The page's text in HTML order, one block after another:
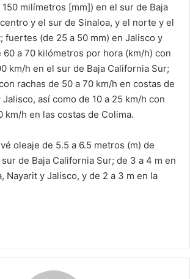
milímetros [mm]) en el sur de Baja
y el sur de Sinaloa, y el norte y el
fuertes (de 25 a 50 mm) en Jalisco y
60 a 70 kilómetros por hora (km/h) con
km/h en el sur de Baja California Sur;
rachas de 50 a 70 km/h en costas de
así como de 10 a 25 km/h con
km/h en las costas de Colima.
oleaje de 5.5 a 6.5 metros (m) de
de Baja California Sur; de 3 a 4 m en
Nayarit y Jalisco, y de 2 a 3 m en la